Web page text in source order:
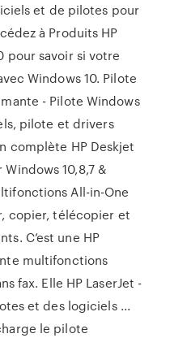
et de pilotes pour
à Produits HP
pour savoir si votre
Windows 10. Pilote
- Pilote Windows
pilote et drivers
complète HP Deskjet
10,8,7 &
All-in-One
copier, télécopier et
C’est une HP
multifonctions
fax. Elle HP LaserJet -
et des logiciels ...
le pilote